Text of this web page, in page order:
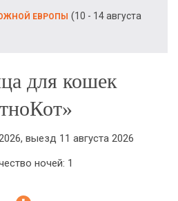
ЕВРОПЫ (10 - 14 августа
для кошек
выезд 11 августа 2026
ночей: 1